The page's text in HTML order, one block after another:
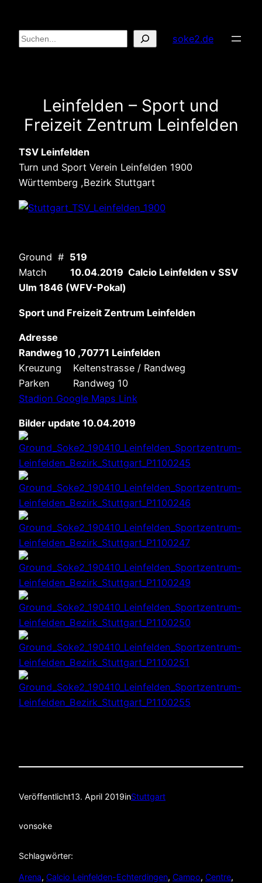
Inhalt
springen
Suchen soke2.de
Leinfelden – Sport und
Freizeit Zentrum Leinfelden
TSV Leinfelden
Turn und Sport Verein Leinfelden 1900
Württemberg ,Bezirk Stuttgart
Ground # 519
Match 10.04.2019 Calcio Leinfelden v SSV
Ulm 1846 (WFV-Pokal)
Sport und Freizeit Zentrum Leinfelden
Adresse
Randweg 10 ,70771 Leinfelden
Kreuzung Keltenstrasse / Randweg
Parken Randweg 10
Stadion Google Maps Link
Bilder update 10.04.2019
Veröffentlicht13. April 2019inStuttgart
vonsoke
Schlagwörter:
Arena, Calcio Leinfelden-Echterdingen, Campo, Centre